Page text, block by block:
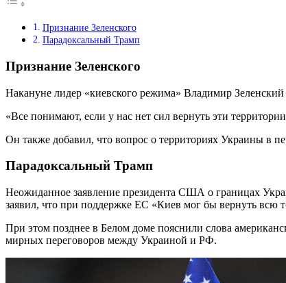
Признание Зеленского
Парадоксальный Трамп
Признание Зеленского
Накануне лидер «киевского режима» Владимир
«Все понимают, если у нас нет сил вернуть эти
Он также добавил, что вопрос о территориях Украины в
Парадоксальный Трамп
Неожиданное заявление президента США о границах
заявил, что при поддержке ЕС «Киев мог бы вернуть всю
При этом позднее в Белом доме пояснили слова
мирных переговоров между Украиной и РФ.